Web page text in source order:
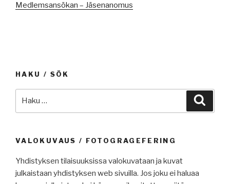
Medlemsansökan – Jäsenanomus
HAKU / SÖK
VALOKUVAUS / FOTOGRAGEFERING
Yhdistyksen tilaisuuksissa valokuvataan ja kuvat
julkaistaan yhdistyksen web sivuilla. Jos joku ei haluaa